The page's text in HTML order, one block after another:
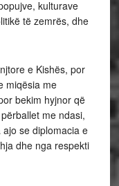
kulturave
të zemrës, dhe
e Kishës, por
miqësia me
bekim hyjnor që
me ndasi,
se diplomacia e
dhe nga respekti